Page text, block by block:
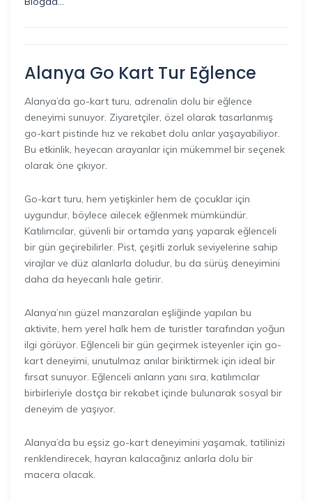
Alanya Go Kart Tur Eğlence
Alanya’da go-kart turu, adrenalin dolu bir eğlence
deneyimi sunuyor. Ziyaretçiler, özel olarak tasarlanmış
go-kart pistinde hız ve rekabet dolu anlar yaşayabiliyor.
Bu etkinlik, heyecan arayanlar için mükemmel bir seçenek
olarak öne çıkıyor.
Go-kart turu, hem yetişkinler hem de çocuklar için
uygundur, böylece ailecek eğlenmek mümkündür.
Katılımcılar, güvenli bir ortamda yarış yaparak eğlenceli
bir gün geçirebilirler. Pist, çeşitli zorluk seviyelerine sahip
virajlar ve düz alanlarla doludur, bu da sürüş deneyimini
daha da heyecanlı hale getirir.
Alanya’nın güzel manzaraları eşliğinde yapılan bu
aktivite, hem yerel halk hem de turistler tarafından yoğun
ilgi görüyor. Eğlenceli bir gün geçirmek isteyenler için go-
kart deneyimi, unutulmaz anılar biriktirmek için ideal bir
fırsat sunuyor. Eğlenceli anların yanı sıra, katılımcılar
birbirleriyle dostça bir rekabet içinde bulunarak sosyal bir
deneyim de yaşıyor.
Alanya’da bu eşsiz go-kart deneyimini yaşamak, tatilinizi
renklendirecek, hayran kalacağınız anlarla dolu bir
macera olacak.